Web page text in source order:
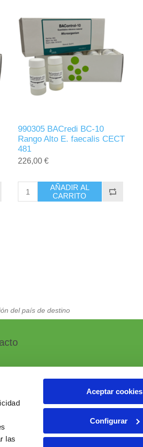
las
Aceptar cookies
Configurar
990305 BACredi BC-10
Rango Alto E. faecalis CECT
481
226,00 €
AÑADIR AL
CARRITO
del país de destino
7 - Polígono Industrial Las Atalayas
(España)
10 55 01